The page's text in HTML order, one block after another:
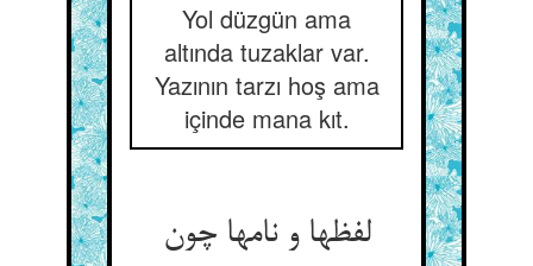
Yol düzgün ama
altında tuzaklar var.
Yazının tarzı hoş ama
içinde mana kıt.
لفظها و نامها چون